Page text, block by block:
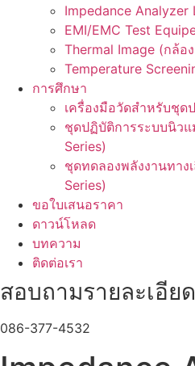
Impedance Analyzer
EMI/EMC Test
Thermal Image (กล้อ
Temperature
การศึกษา
เครื่องมือวัดสำหรับชุด
ชุดปฏิบัติการระบบนิวแ
Series)
ชุดทดลองพลังงานทาง
Series)
ขอใบเสนอราคา
ดาวน์โหลด
บทความ
ติดต่อเรา
สอบถามรายละเอียด
086-377-4532